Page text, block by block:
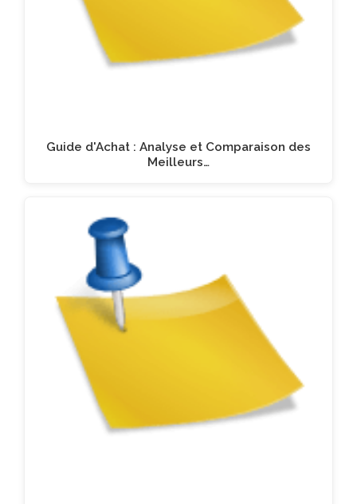
Guide d'Achat : Analyse et Comparaison des
Meilleurs…